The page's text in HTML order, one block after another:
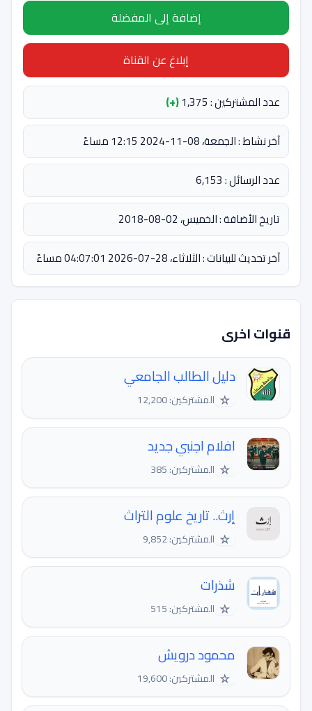
إضافة إلى المفضلة
إبلاغ عن القناة
عدد المشتركين : 1,375
(+)
آخر نشاط : الجمعة، 08-11-2024 12:15 مساءً
عدد الرسائل : 6,153
تاريخ الأضافة : الخميس، 02-08-2018
آخر تحديث للبيانات : الثلاثاء، 28-07-2026 04:07:01 مساءً
قنوات اخرى
دليل الطالب الجامعي
☆ المشتركين: 12,200
افلام اجنبي جديد
☆ المشتركين: 385
إرث.. تاريخ علوم التراث
☆ المشتركين: 9,852
شذرات
☆ المشتركين: 515
محمود درويش
☆ المشتركين: 19,600